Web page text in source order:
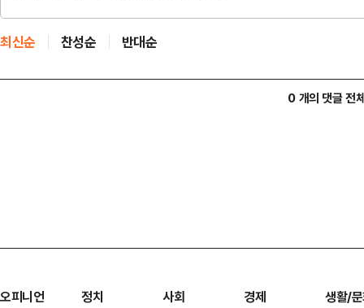
최신순 찬성순 반대순
0 개의 댓글 전
오피니언 정치 사회 경제 생활/